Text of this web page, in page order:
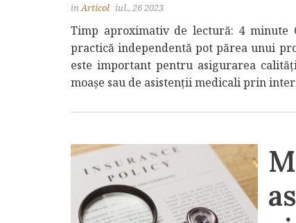
inArticol iul., 26 2023
Timp aproximativ de lectură: 4 minute
practică independentă pot părea unui
este important pentru asigurarea
moașe sau de asistenții medicali prin